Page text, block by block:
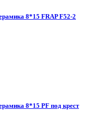
8*15 FRAP F52-2
8*15 PF под крест